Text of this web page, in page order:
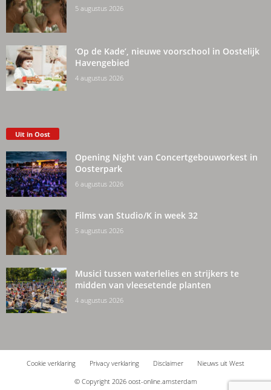
5 augustus 2026
‘Op de Kade’, nieuwe voorschool in Oostelijk
Havengebied
4 augustus 2026
Uit in Oost
Opening Night van Concertgebouworkest in
Oosterpark
6 augustus 2026
Films van Studio/K in week 32
5 augustus 2026
Musici tussen waterlelies en strijkers te
midden van vleesetende planten
4 augustus 2026
Cookie verklaring Privacy verklaring Disclaimer
Nieuws uit West
© Copyright 2026 oost-online.amsterdam